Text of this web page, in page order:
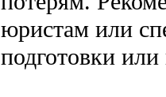
юристам или
подготовки